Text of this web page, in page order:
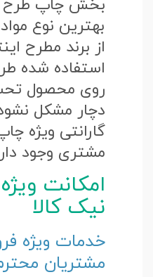
بخش چاپ طرح
از برند مطرح
استفاده شده
روی محصول
دچار مشکل
گارانتی ویژه
مشتری وجود
امکانت
نیک کالا
خدمات ویژه
مشتریان